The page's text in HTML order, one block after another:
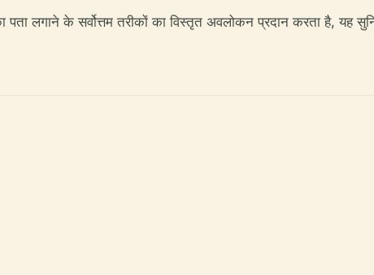
लगाने के सर्वोत्तम तरीकों का विस्तृत अवलोकन प्रदान करता है, यह